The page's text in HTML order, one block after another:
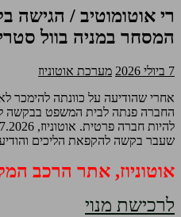
רי אוטומוטיב /
המסחר במניה בוול
7 ביולי 2026
מערכת אוטוניוז
אחרי שהודיעה על כוונתה להימכר
החברה פנתה לבית המשפט בבקשה
שעבר בקשה להקפאת הליכים
אוטוניוז, אתר הרכב
לרכישת מנוי